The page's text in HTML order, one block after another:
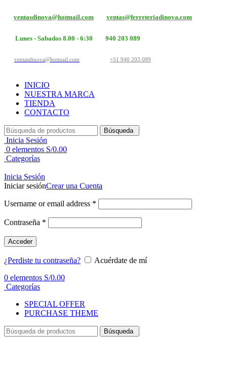
ventasdinova@hotmail.com ventas@ferreteriadinova.com
Lunes - Sabados 8.00 - 6:30 940 203 089
ventasdinova@hotmail.com +51 940 203 089
INICIO
NUESTRA MARCA
TIENDA
CONTACTO
Búsqueda
Inicia Sesión
0 elementos S/0.00
Categorías
Inicia Sesión
Iniciar sesiónCrear una Cuenta
Username or email address *
Contraseña *
Acceder
¿Perdiste tu contraseña?
Acuérdate de mí
0 elementos S/0.00
Categorías
SPECIAL OFFER
PURCHASE THEME
Búsqueda